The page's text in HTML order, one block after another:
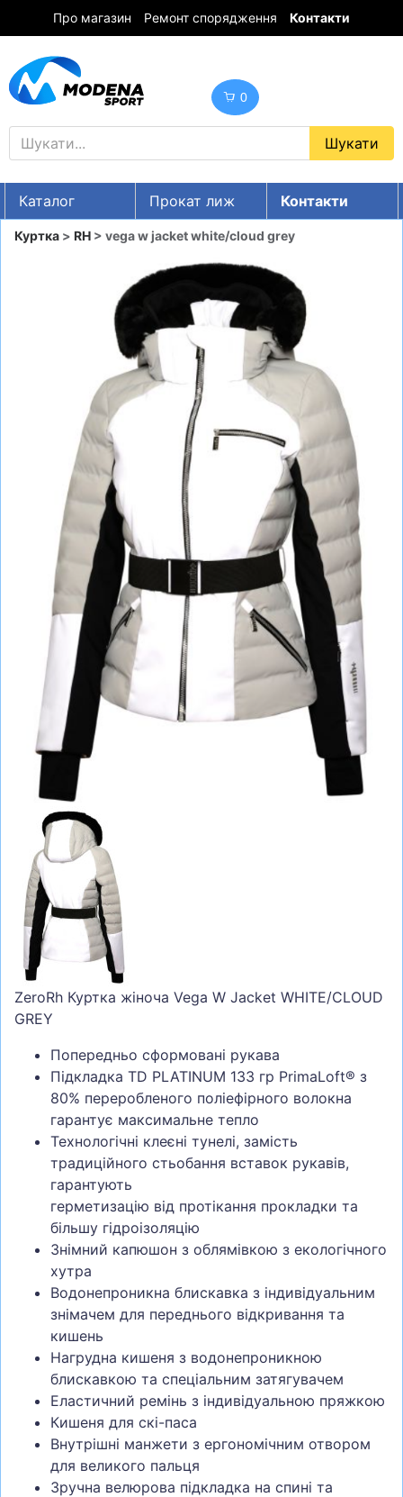
Про магазин Ремонт спорядження Контакти
0
Каталог Прокат лиж
Контакти
UA RU EN
ГІРСЬКІ ЛИЖІ
СНОУБОРДИ
СУМКИ
ШОЛОМИ, ЗАХИСТ, ОКУЛЯРИ
БІГ, ФІТНЕС, М'ЯЧІ
ВЕЛОСИПЕДИ
САМОКАТИ
ТЕНІС, БАДМІНТОН
ВОДНІ ВИДИ СПОРТУ
ТУРИЗМ
Куртка > RH > vega w jacket white/cloud grey
ZeroRh Куртка жіноча Vega W Jacket WHITE/CLOUD
GREY
Попередньо сформовані рукава
Підкладка TD PLATINUM 133 гр PrimaLoft® з
80% переробленого поліефірного волокна
гарантує максимальне тепло
Технологічні клеєні тунелі, замість
традиційного стьобання вставок рукавів,
гарантують
герметизацію від протікання прокладки та
більшу гідроізоляцію
Знімний капюшон з облямівкою з екологічного
хутра
Водонепроникна блискавка з індивідуальним
знімачем для переднього відкривання та
кишень
Нагрудна кишеня з водонепроникною
блискавкою та спеціальним затягувачем
Еластичний ремінь з індивідуальною пряжкою
Кишеня для скі-паса
Внутрішні манжети з ергономічним отвором
для великого пальця
Зручна велюрова підкладка на спині та